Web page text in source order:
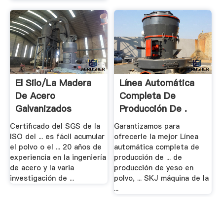
El Silo/la Madera
De Acero
Galvanizados
Granula El .
Certificado del SGS de la
ISO del ... es fácil acumular
el polvo o el ... 20 años de
experiencia en la ingeniería
de acero y la varia
investigación de ...
Línea Automática
Completa De
Producción De .
Garantizamos para
ofrecerle la mejor Línea
automática completa de
producción de ... de
producción de yeso en
polvo, ... SKJ máquina de la
...